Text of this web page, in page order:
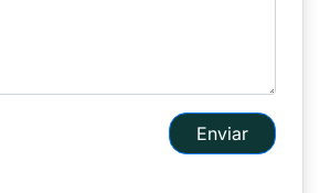
Enviar